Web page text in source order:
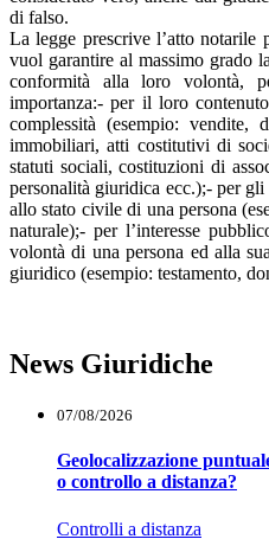
di falso.
La legge prescrive l’atto
vuol garantire al massimo grado
conformità alla loro volontà,
importanza:- per il loro
complessità (esempio:
immobiliari, atti costitutivi di
statuti sociali, costituzioni di
personalità giuridica ecc.);- per
allo stato civile di una persona
naturale);- per l’interesse
volontà di una persona ed alla
giuridico (esempio: testamento,
News Giuridiche
07/08/2026
Geolocalizzazione
o controllo a distanza?
Controlli a distanza